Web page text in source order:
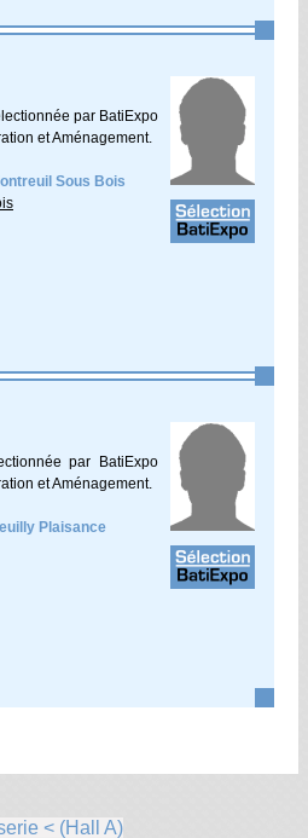
par BatiExpo
et Aménagement.
Sous Bois
par BatiExpo
et Aménagement.
Plaisance
< (Hall A)